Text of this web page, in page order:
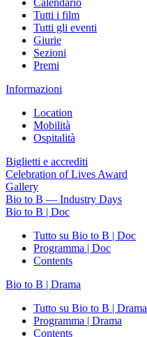
Tutti i film
Tutti gli eventi
Giurie
Sezioni
Premi
Informazioni
Location
Mobilità
Ospitalità
Biglietti e accrediti
Celebration of Lives Award
Gallery
Bio to B — Industry Days
Bio to B | Doc
Tutto su Bio to B | Doc
Programma | Doc
Contents
Bio to B | Drama
Tutto su Bio to B | Drama
Programma | Drama
Contents